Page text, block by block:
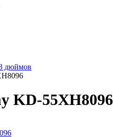
дюймов
KD-55XH8096